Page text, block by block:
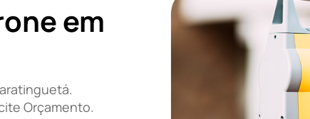
em
Orçamento.